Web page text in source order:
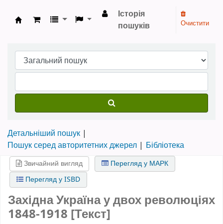
Бібліотека НТШ › Електронний каталог
Історія
пошуків
Очистити
Детальніший пошук
Пошук серед авторитетних джерел
Бібліотека
Звичайний вигляд
Перегляд у МАРК
Перегляд у ISBD
Західна Україна у двох революціях
1848-1918 [Текст]